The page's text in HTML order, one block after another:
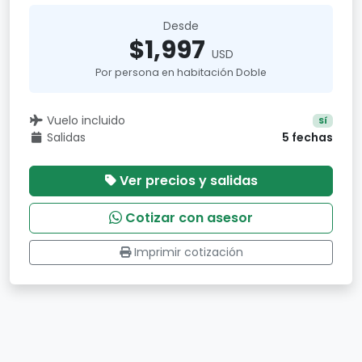
Desde
$1,997 USD
Por persona en habitación Doble
Vuelo incluido Sí
Salidas 5 fechas
Ver precios y salidas
Cotizar con asesor
Imprimir cotización